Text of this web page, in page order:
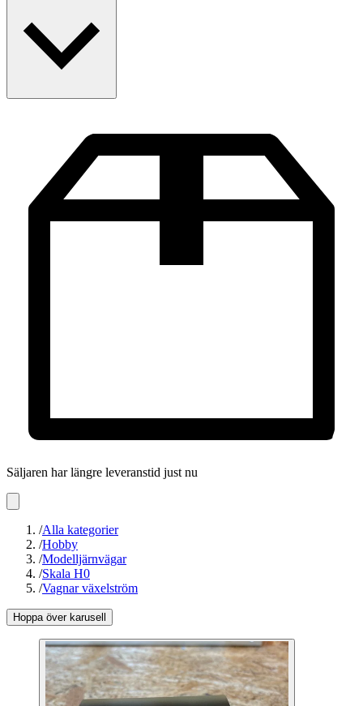
Säljaren har längre leveranstid just nu
/Alla kategorier
/Hobby
/Modelljärnvägar
/Skala H0
/Vagnar växelström
Hoppa över karusell